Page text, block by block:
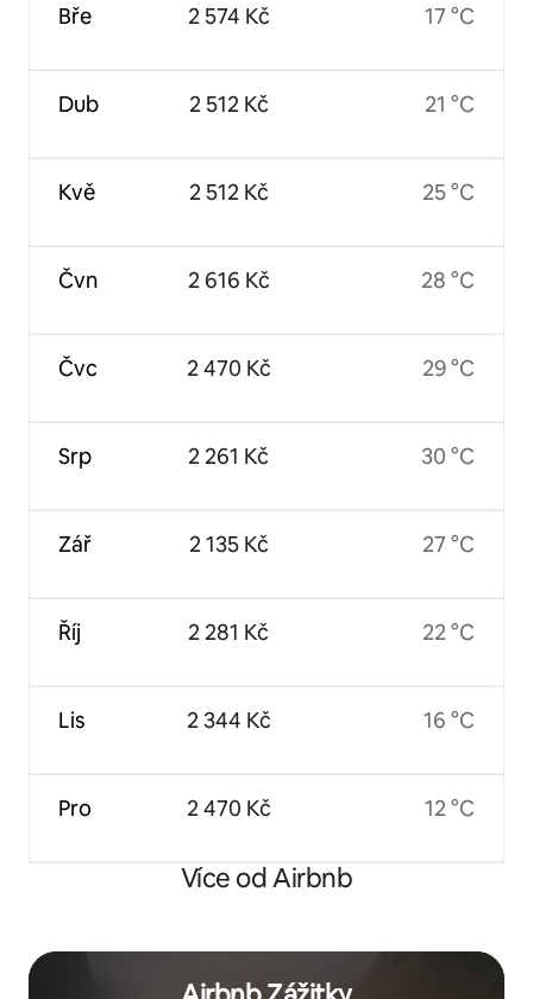
Bře
Dub
Kvě
Čvn
Čvc
Srp
Zář
Říj
Lis
Pro
2 574 Kč
2 512 Kč
2 512 Kč
2 616 Kč
2 470 Kč
2 261 Kč
2 135 Kč
2 281 Kč
2 344 Kč
2 470 Kč
17 °C
21 °C
25 °C
28 °C
29 °C
30 °C
27 °C
22 °C
16 °C
12 °C
Více od Airbnb